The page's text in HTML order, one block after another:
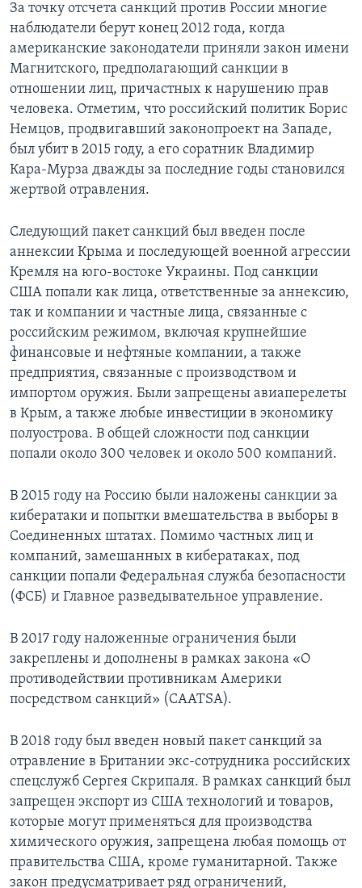
За точку отсчета санкций против России многие
наблюдатели берут конец 2012 года, когда
американские законодатели приняли закон имени
Магнитского, предполагающий санкции в
отношении лиц, причастных к нарушению прав
человека. Отметим, что российский политик Борис
Немцов, продвигавший законопроект на Западе,
был убит в 2015 году, а его соратник Владимир
Кара-Мурза дважды за последние годы становился
жертвой отравления.
Следующий пакет санкций был введен после
аннексии Крыма и последующей военной агрессии
Кремля на юго-востоке Украины. Под санкции
США попали как лица, ответственные за аннексию,
так и компании и частные лица, связанные с
российским режимом, включая крупнейшие
финансовые и нефтяные компании, а также
предприятия, связанные с производством и
импортом оружия. Были запрещены авиаперелеты
в Крым, а также любые инвестиции в экономику
полуострова. В общей сложности под санкции
попали около 300 человек и около 500 компаний.
В 2015 году на Россию были наложены санкции за
кибератаки и попытки вмешательства в выборы в
Соединенных штатах. Помимо частных лиц и
компаний, замешанных в кибератаках, под
санкции попали Федеральная служба безопасности
(ФСБ) и Главное разведывательное управление.
В 2017 году наложенные ограничения были
закреплены и дополнены в рамках закона «О
противодействии противникам Америки
посредством санкций» (CAATSA).
В 2018 году был введен новый пакет санкций за
отравление в Британии экс-сотрудника российских
спецслужб Сергея Скрипаля. В рамках санкций был
запрещен экспорт из США технологий и товаров,
которые могут применяться для производства
химического оружия, запрещена любая помощь от
правительства США, кроме гуманитарной. Также
закон предусматривает ряд ограничений,